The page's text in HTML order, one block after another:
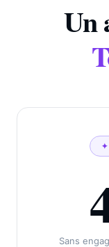
Un
✦
Sans